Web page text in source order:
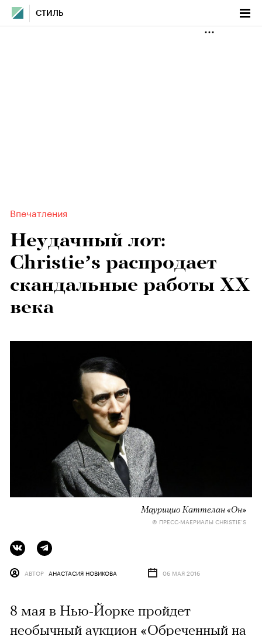
СТИЛЬ
Впечатления
Неудачный лот:
Christie’s распродает
скандальные работы XX
века
Маурицио Каттелан «Он»
© ПРЕСС-МАЕРИАЛЫ CHRISTIE’S
АВТОР АНАСТАСИЯ НОВИКОВА 06 МАЯ 2016
8 мая в Нью-Йорке пройдет
необычный аукцион «Обреченный на